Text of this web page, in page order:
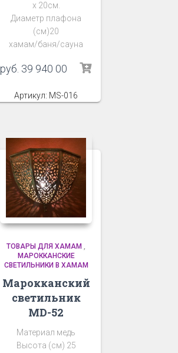
х 20см.
Диаметр плафона
(см)20
хамам/баня/сауна
руб. 39 940 00
Артикул: MS-016
ТОВАРЫ ДЛЯ ХАМАМ ,
МАРОККАНСКИЕ
СВЕТИЛЬНИКИ В ХАМАМ
Марокканский
светильник
MD-52
Материал медь
Высота (см) 25